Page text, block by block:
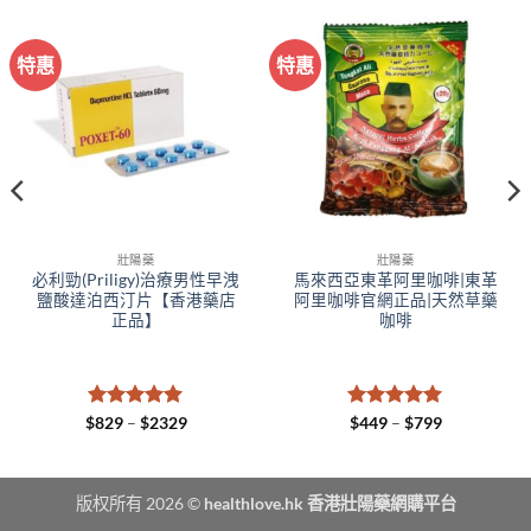
特惠
壯陽藥
必利勁(Priligy)治療男性早洩
鹽酸達泊西汀片【香港藥店
正品】
評分 5滿
$829 – $2329Price
$2329
特惠
壯陽藥
馬來西亞東革阿里咖啡|東革
阿里咖啡官網正品|天然草藥
咖啡
評分5 滿
$449 – $799Price
$799
版权所有 2026 © healthlove.hk 香港壯陽藥網購平台